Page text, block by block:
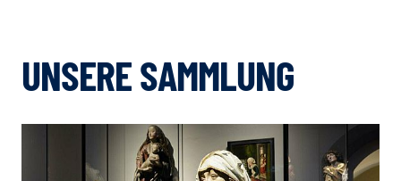
UNSERE SAMMLUNG